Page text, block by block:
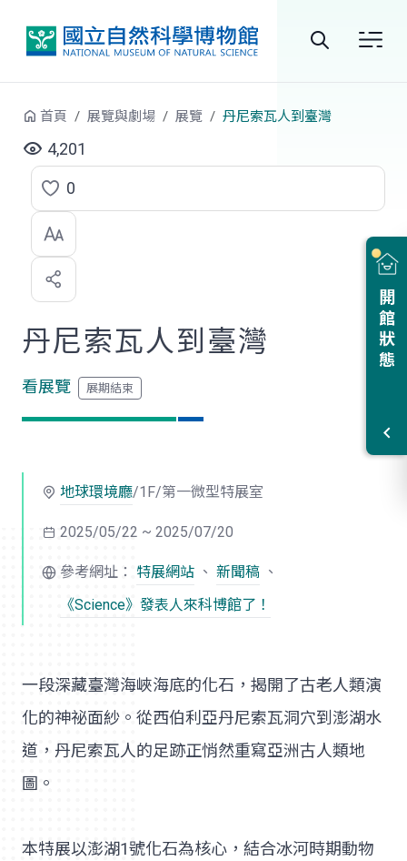
站
尋
開館狀態
首頁 展覽與劇場 展覽 丹尼索瓦人到臺灣
4,201
點
選
喜
歡
0
丹尼索瓦人到臺灣
看展覽
地球環境廳/1F/第一微型特展室
2025/05/22 ~ 2025/07/20
參考網址： 特展網站 、 新聞稿 、
《Science》發表人來科博館了！
一段深藏臺灣海峽海底的化石，揭開了古老人類演
化的神祕面紗。從西伯利亞丹尼索瓦洞穴到澎湖水
道，丹尼索瓦人的足跡正悄然重寫亞洲古人類地
圖。
本特展以澎湖1號化石為核心，結合冰河時期動物